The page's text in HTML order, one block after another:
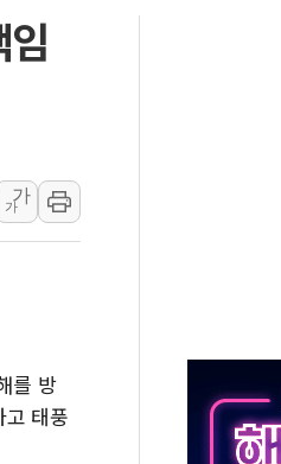
선물 AI주 차익실현 속 혼조세...웨스
사일 발사에 긴급 안보 점검회의
속 'DGC' 임시 주총 기대감에 홀로 상
시장 레버리지 위험수위…숨은 차입
거리 탄도미사일 1발 발사… 올해 10
콜롬비아에 새 안보 위기… 반군·마
물 감긴 어선 구조
가
가
를 방
고 태풍